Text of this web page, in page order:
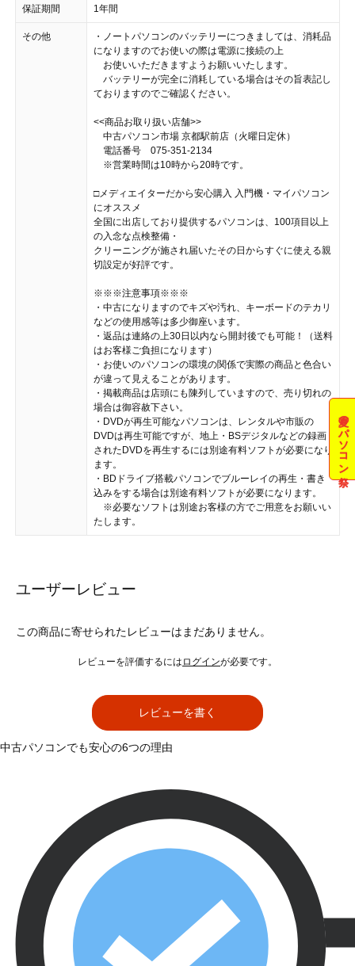
保証期間 1年間
その他
・ノートパソコンのバッテリーにつきましては、消耗品
になりますのでお使いの際は電源に接続の上
お使いいただきますようお願いいたします。
バッテリーが完全に消耗している場合はその旨表記し
ておりますのでご確認ください。
<<商品お取り扱い店舗>>
中古パソコン市場 京都駅前店（火曜日定休）
電話番号 075-351-2134
※営業時間は10時から20時です。
□メディエイターだから安心購入 入門機・マイパソコン
にオススメ
全国に出店しており提供するパソコンは、100項目以上
の入念な点検整備・
クリーニングが施され届いたその日からすぐに使える親
切設定が好評です。
※※※注意事項※※※
・中古になりますのでキズや汚れ、キーボードのテカリ
などの使用感等は多少御座います。
・返品は連絡の上30日以内なら開封後でも可能！（送料
はお客様ご負担になります）
・お使いのパソコンの環境の関係で実際の商品と色合い
が違って見えることがあります。
・掲載商品は店頭にも陳列していますので、売り切れの
場合は御容赦下さい。
・DVDが再生可能なパソコンは、レンタルや市販の
DVDは再生可能ですが、地上・BSデジタルなどの録画
されたDVDを再生するには別途有料ソフトが必要になり
ます。
・BDドライブ搭載パソコンでブルーレイの再生・書き
込みをする場合は別途有料ソフトが必要になります。
※必要なソフトは別途お客様の方でご用意をお願いい
たします。
ユーザーレビュー
この商品に寄せられたレビューはまだありません。
レビューを評価するには ログインが必要です。
レビューを書く
夏のパソコン祭
中古パソコンでも安心の6つの理由